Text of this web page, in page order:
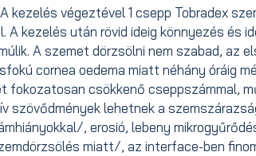
kezelés végeztével 1 csepp Tobradex
A kezelés után rövid ideig könnyezés
A szemet dörzsölni nem szabad, az
cornea oedema miatt néhány óráig
fokozatosan csökkenő cseppszámmal,
szövődmények lehetnek a
, erosió, lebeny
miatt/, az interface-ben